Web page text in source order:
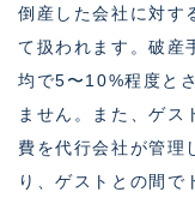
倒産した会社に対す
て扱われます。破産
均で5〜10%程度と
ません。また、ゲス
費を代行会社が管理
り、ゲストとの間で